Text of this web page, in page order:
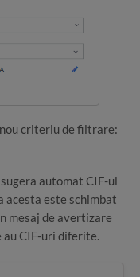
criteriu de filtrare:
automat CIF-ul
acesta este schimbat
mesaj de avertizare
au CIF-uri diferite.